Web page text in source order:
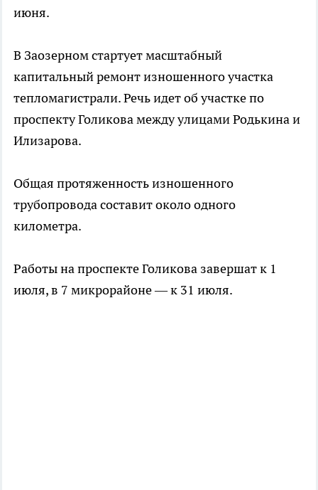
июня.
В Заозерном стартует масштабный
капитальный ремонт изношенного участка
тепломагистрали. Речь идет об участке по
проспекту Голикова между улицами Родькина и
Илизарова.
Общая протяженность изношенного
трубопровода составит около одного
километра.
Работы на проспекте Голикова завершат к 1
июля, в 7 микрорайоне — к 31 июля.